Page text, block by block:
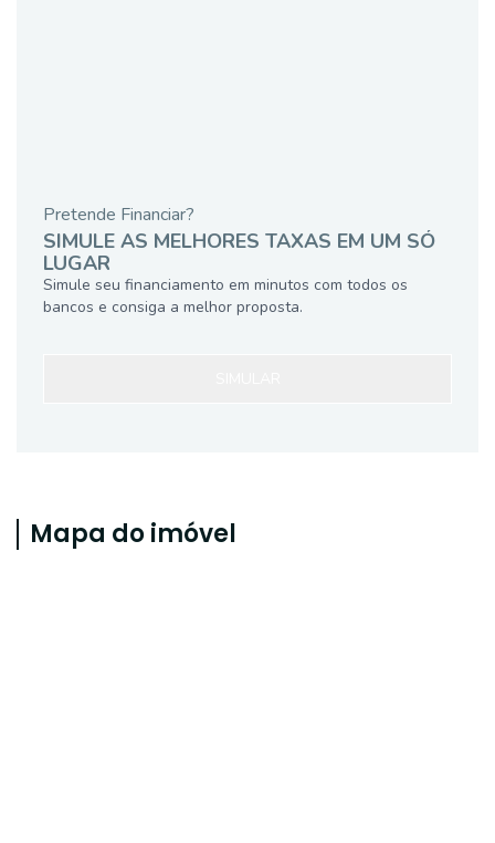
Pretende Financiar?
SIMULE AS MELHORES TAXAS EM UM SÓ
LUGAR
Simule seu financiamento em minutos com todos os
bancos e consiga a melhor proposta.
Mapa do imóvel